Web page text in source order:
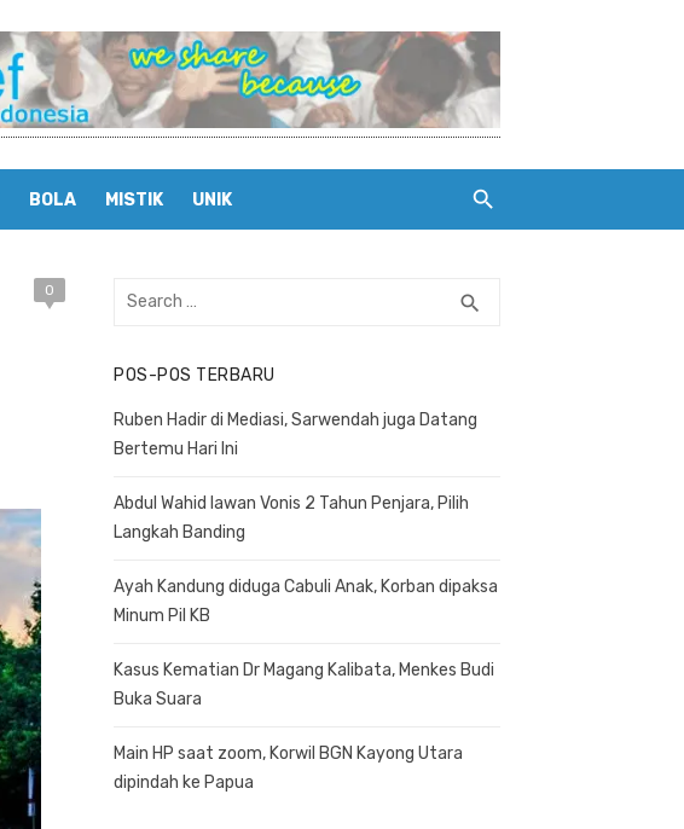
BOLA MISTIK UNIK
0
Search
search
POS-POS TERBARU
Ruben Hadir di Mediasi, Sarwendah juga Datang
Bertemu Hari Ini
Abdul Wahid lawan Vonis 2 Tahun Penjara, Pilih
Langkah Banding
Ayah Kandung diduga Cabuli Anak, Korban dipaksa
Minum Pil KB
Kasus Kematian Dr Magang Kalibata, Menkes Budi
Buka Suara
Main HP saat zoom, Korwil BGN Kayong Utara
dipindah ke Papua